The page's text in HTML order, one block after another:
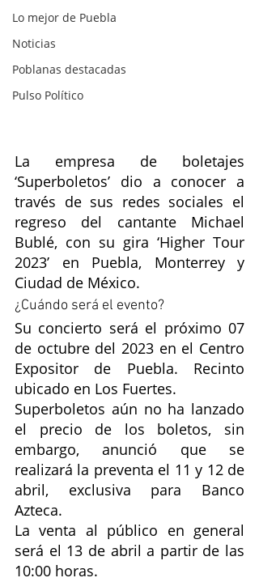
Lo mejor de Puebla
Noticias
Poblanas destacadas
Pulso Político
La empresa de boletajes
‘Superboletos’ dio a conocer a
través de sus redes sociales el
regreso del cantante Michael
Bublé, con su gira ‘Higher Tour
2023’ en Puebla, Monterrey y
Ciudad de México.
¿Cuándo será el evento?
Su concierto será el próximo 07
de octubre del 2023 en el Centro
Expositor de Puebla. Recinto
ubicado en Los Fuertes.
Superboletos aún no ha lanzado
el precio de los boletos, sin
embargo, anunció que se
realizará la preventa el 11 y 12 de
abril, exclusiva para Banco
Azteca.
La venta al público en general
será el 13 de abril a partir de las
10:00 horas.